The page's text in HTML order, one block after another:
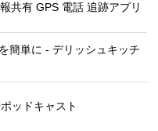
共有 GPS 電話 追跡アプリ
簡単‪に - デリッシュキッチ
ッドキャスト